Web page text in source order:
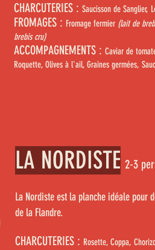
CHARCUTERIES : Saucisson de Sanglier,
FROMAGES : Fromage fermier (lait de
brebis cru)
ACCOMPAGNEMENTS : Caviar de
Roquette, Olives à l'ail, Graines germées,
LA NORDISTE 2-3
La Nordiste est la planche idéale pour
de la Flandre.
CHARCUTERIES : Rosette, Coppa,